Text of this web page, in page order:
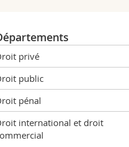
privé
public
pénal
international et droit